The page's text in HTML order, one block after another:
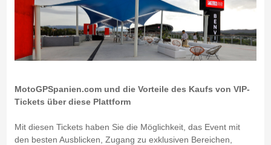
MotoGPSpanien.com und die Vorteile des Kaufs von VIP-
Tickets über diese Plattform
Mit diesen Tickets haben Sie die Möglichkeit, das Event mit
den besten Ausblicken, Zugang zu exklusiven Bereichen,